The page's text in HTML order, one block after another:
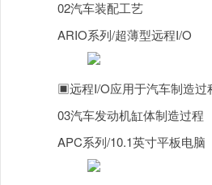
02汽车装配工艺
ARIO系列/超薄型远程I/O
▣远程I/O应用于汽车制造过程
03汽车发动机缸体制造过程
APC系列/10.1英寸平板电脑